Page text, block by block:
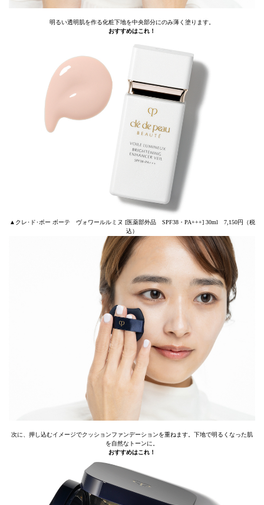
明るい透明肌を作る化粧下地を中央部分にのみ薄く塗ります。
おすすめはこれ！
▲クレ･ド･ポー ボーテ ヴォワールルミヌ [医薬部外品 SPF38・PA+++] 30ml 7,150円（税
込）
次に、押し込むイメージでクッションファンデーションを重ねます。下地で明るくなった肌
を自然なトーンに。
おすすめはこれ！